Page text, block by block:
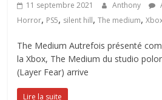
11 septembre 2021 Anthony
Horror, PS5, silent hill,The medium,
The Medium Autrefois présenté
la Xbox, The Medium du studio
(Layer Fear) arrive
Lire la suite